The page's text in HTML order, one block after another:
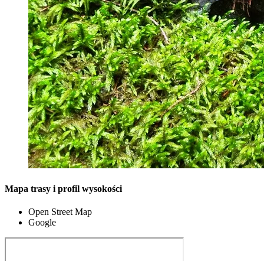
Mapa trasy i profil wysokości
Open Street Map
Google